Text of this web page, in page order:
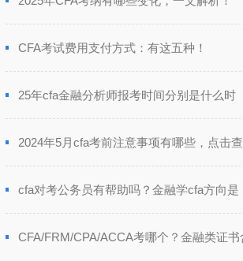
CFA考试费用支付方式：有这五种！
25年cfa金融分析师报考时间分别是什么时
2024年5月cfa考前注意事项有哪些，点击查
cfa对考公务员有帮助吗？金融学cfa方向是